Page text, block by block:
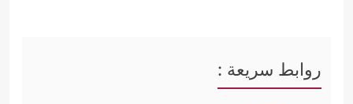
روابط سريعة :